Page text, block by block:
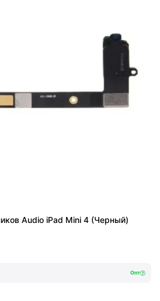
Audio iPad Mini 4 (Черный)
Опт